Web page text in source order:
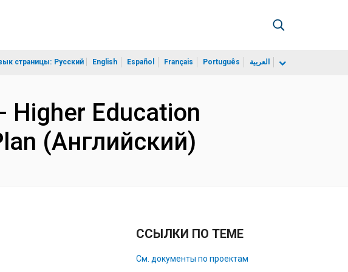
страницы: Русский English Español Français Português العربية
Higher Education
(Английский)
ССЫЛКИ ПО ТЕМЕ
См. документы по проектам